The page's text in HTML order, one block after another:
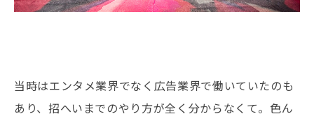
当時はエンタメ業界でなく広告業界で働いていたのも
あり、招へいまでのやり方が全く分からなくて。色ん